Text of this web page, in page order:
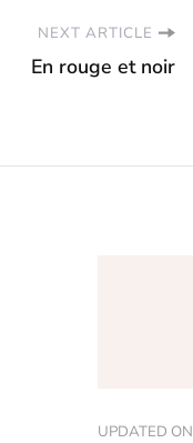
NEXT ARTICLE
En rouge et noir
UPDATED ON